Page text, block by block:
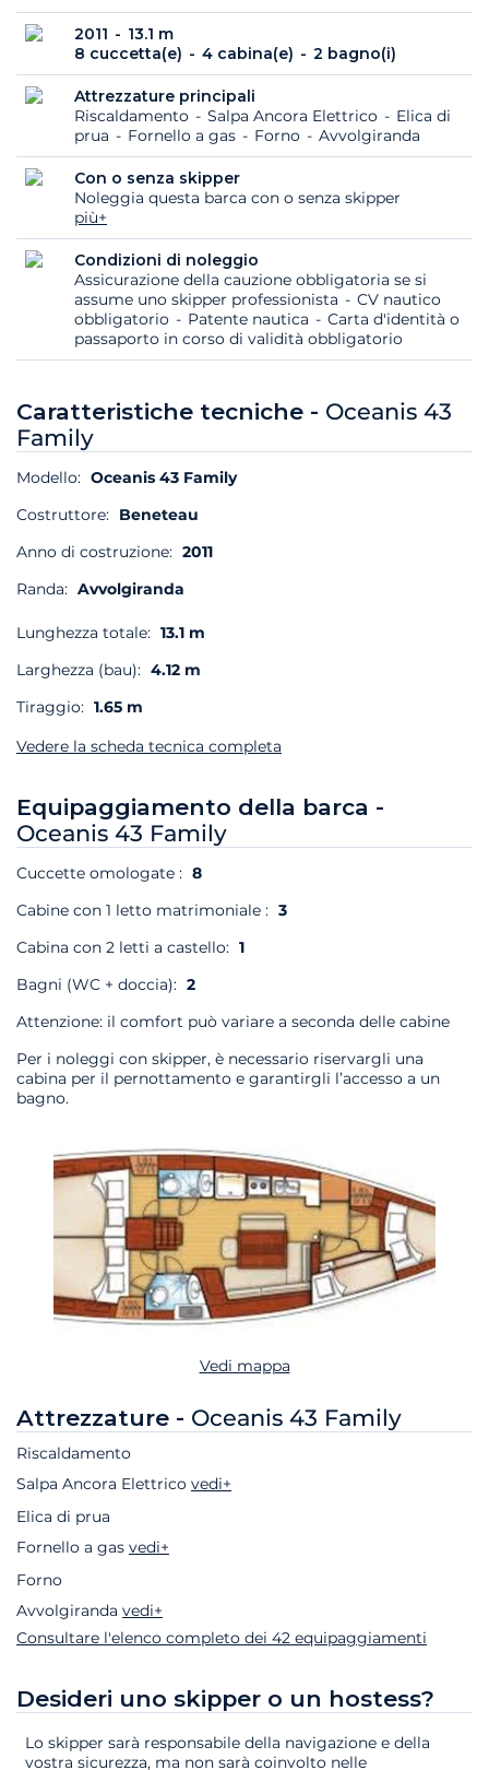
2011
13.1 m
8 cuccetta(e)
4 cabina(e) 2 bagno(i)
Attrezzature principali
Riscaldamento
Salpa Ancora Elettrico
Elica di
prua
Fornello a gas Forno Avvolgiranda
Con o senza skipper
Noleggia questa barca con o senza skipper
più+
Condizioni di noleggio
Assicurazione della cauzione obbligatoria se si
assume uno skipper professionista
CV nautico
obbligatorio
Patente nautica
Carta d'identità o
passaporto in corso di validità obbligatorio
Caratteristiche tecniche - Oceanis 43
Family
Modello: Oceanis 43 Family
Costruttore: Beneteau
Anno di costruzione: 2011
Randa: Avvolgiranda
Lunghezza totale: 13.1 m
Larghezza (bau): 4.12 m
Tiraggio: 1.65 m
Vedere la scheda tecnica completa
Equipaggiamento della barca -
Oceanis 43 Family
Cuccette omologate : 8
Cabine con 1 letto matrimoniale : 3
Cabina con 2 letti a castello: 1
Bagni (WC + doccia): 2
Attenzione: il comfort può variare a seconda delle cabine
Per i noleggi con skipper, è necessario riservargli una
cabina per il pernottamento e garantirgli l’accesso a un
bagno.
Vedi mappa
Attrezzature - Oceanis 43 Family
Riscaldamento
Salpa Ancora Elettrico vedi+
Elica di prua
Fornello a gas vedi+
Forno
Avvolgiranda vedi+
Consultare l'elenco completo dei 42 equipaggiamenti
Desideri uno skipper o un hostess?
Lo skipper sarà responsabile della navigazione e della
vostra sicurezza, ma non sarà coinvolto nelle